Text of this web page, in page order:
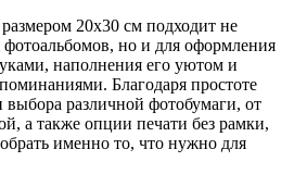
20х30 см подходит не
фотоальбомов, но и для оформления
наполнения его уютом и
Благодаря простоте
выбора различной фотобумаги, от
а также опции печати без рамки,
именно то, что нужно для